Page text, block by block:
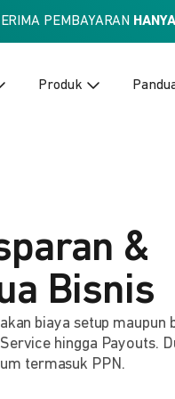
PEMBAYARAN
Produk
&
Bisnis
biaya setup maupun
hingga Payouts.
termasuk PPN.